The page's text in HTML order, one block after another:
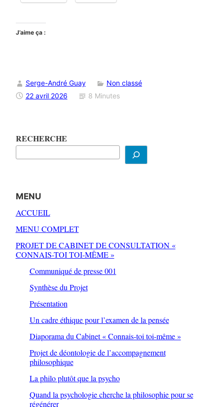
J’aime ça :
Serge-André Guay
Non classé
22 avril 2026
8 Minutes
RECHERCHE
MENU
ACCUEIL
MENU COMPLET
PROJET DE CABINET DE CONSULTATION «
CONNAIS-TOI TOI-MÊME »
Communiqué de presse 001
Synthèse du Projet
Présentation
Un cadre éthique pour l’examen de la pensée
Diaporama du Cabinet « Connais-toi toi-même »
Projet de déontologie de l’accompagnement
philosophique
La philo plutôt que la psycho
Quand la psychologie cherche la philosophie pour se
régénérer